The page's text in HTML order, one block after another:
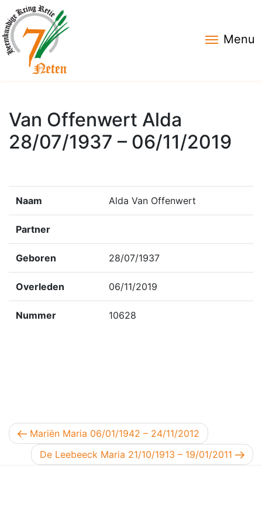
Menu
Van Offenwert Alda
28/07/1937 – 06/11/2019
Naam Alda Van Offenwert
Partner
Geboren 28/07/1937
Overleden 06/11/2019
Nummer 10628
Berichtnavigatie
Vorig bericht
Mariën Maria 06/01/1942 – 24/11/2012
Volgend bericht
De Leebeeck Maria 21/10/1913 – 19/01/2011